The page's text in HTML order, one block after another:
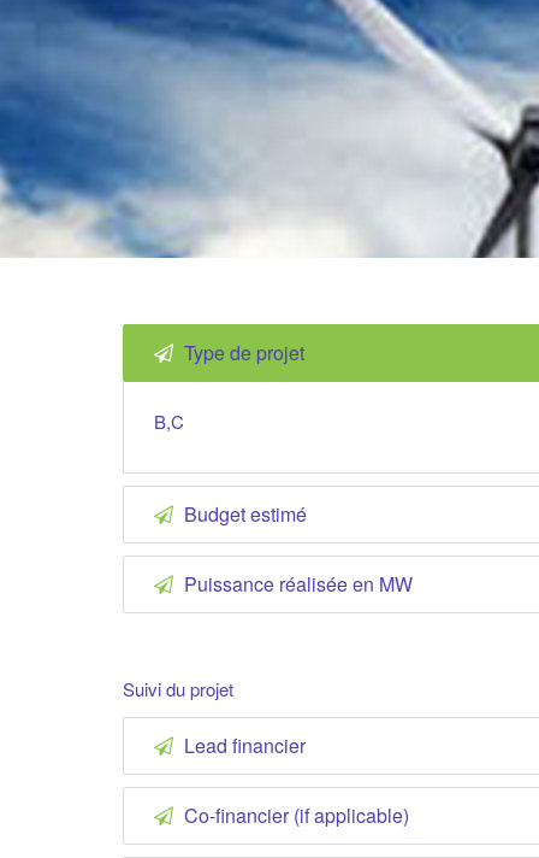
Type de projet
B,C
Budget estimé
Puissance réalisée en MW
Suivi du projet
Lead financier
Co-financier (if applicable)